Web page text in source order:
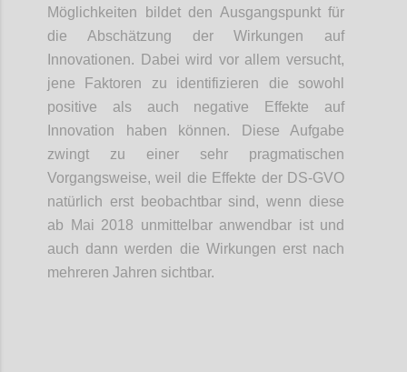
Möglichkeiten bildet den Ausgangspunkt für
die Abschätzung der Wirkungen auf
Innovationen. Dabei wird vor allem versucht,
jene Faktoren zu identifizieren die sowohl
positive als auch negative Effekte auf
Innovation haben können. Diese Aufgabe
zwingt zu einer sehr pragmatischen
Vorgangsweise, weil die Effekte der DS-GVO
natürlich erst beobachtbar sind, wenn diese
ab Mai 2018 unmittelbar anwendbar ist und
auch dann werden die Wirkungen erst nach
mehreren Jahren sichtbar.